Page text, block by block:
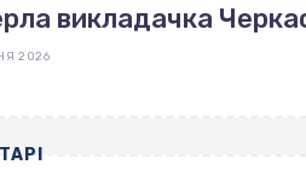
викладачка
2026